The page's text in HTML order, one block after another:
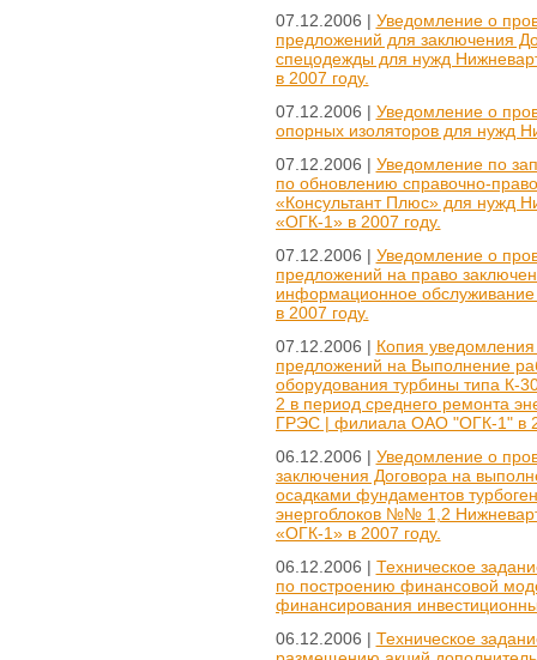
07.12.2006 | Уведомление о
предложений для заключения
спецодежды для нужд
в 2007 году.
07.12.2006 | Уведомление о
опорных изоляторов для нужд
07.12.2006 | Уведомление по
по обновлению справочно-
«Консультант Плюс» для нужд
«ОГК-1» в 2007 году.
07.12.2006 | Уведомление о
предложений на право
информационное
в 2007 году.
07.12.2006 | Копия
предложений на Выполнение
оборудования турбины типа К-
2 в период среднего ремонта
ГРЭС | филиала ОАО "ОГК-1" в
06.12.2006 | Уведомление о
заключения Договора на
осадками фундаментов
энергоблоков №№ 1,2
«ОГК-1» в 2007 году.
06.12.2006 | Техническое
по построению финансовой
финансирования
06.12.2006 | Техническое